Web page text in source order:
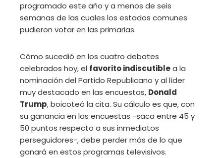
programado este año y a menos de seis
semanas de las cuales los estados comunes
pudieron votar en las primarias.
Cómo sucedió en los cuatro debates
celebrados hoy, el favorito indiscutiblea la
nominación del Partido Republicano y al líder
muy destacado en las encuestas, Donald
Trump, boicoteó la cita. Su cálculo es que, con
su ganancia en las encuestas -saca entre 45 y
50 puntos respecto a sus inmediatos
perseguidores-, debe perder más de lo que
ganará en estos programas televisivos.